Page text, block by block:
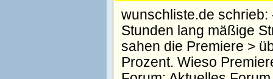
wunschliste.de
Stunden lang mäßige
sahen die Premiere >
Prozent. Wieso